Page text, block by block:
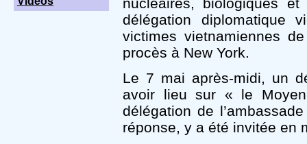
délégation diplomatique
victimes vietnamiennes
procès à New York.
Le 7 mai après-midi, un
avoir lieu sur « le
délégation de
réponse, y a été invitée en